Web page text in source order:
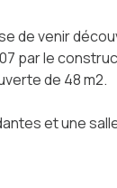
de venir
par le
de 48 m2.
et une